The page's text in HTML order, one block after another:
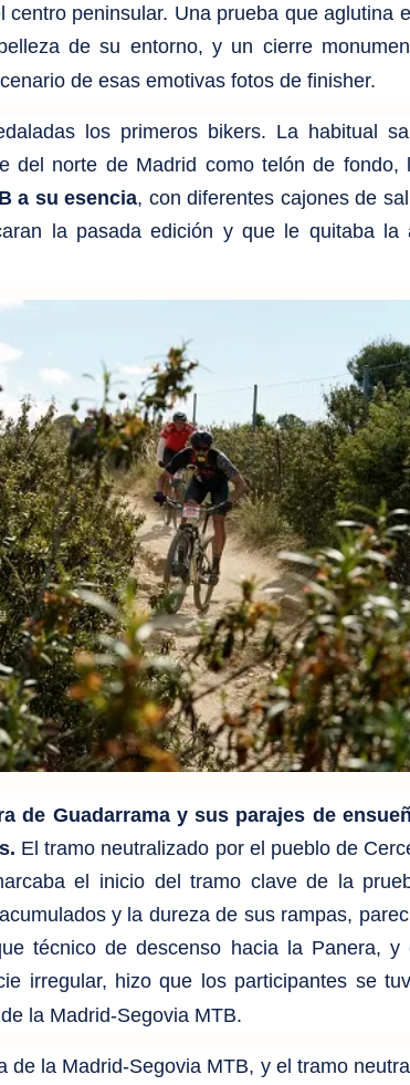
peninsular. Una prueba que aglutina
de su entorno, y un cierre
de esas emotivas fotos de finisher.
los primeros bikers. La habitual
del norte de Madrid como telón de fondo,
a su esencia, con diferentes cajones de
la pasada edición y que le quitaba la
de Guadarrama y sus parajes de
El tramo neutralizado por el pueblo de
el inicio del tramo clave de la
y la dureza de sus rampas,
técnico de descenso hacia la Panera, y
irregular, hizo que los participantes se
la Madrid-Segovia MTB.
de la Madrid-Segovia MTB, y el tramo